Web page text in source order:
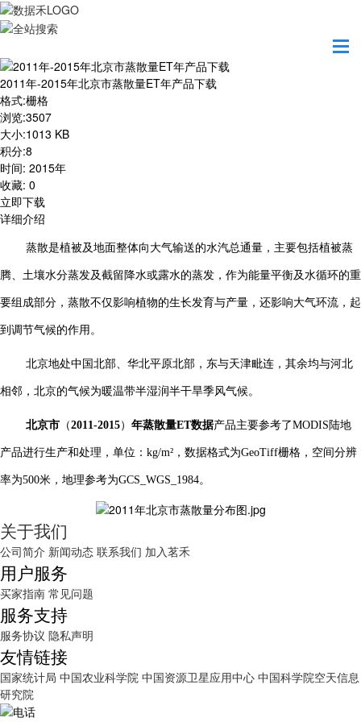
2011年-2015年北京市蒸散量ET年产品下载
格式:栅格
浏览:3507
大小:1013 KB
积分:8
时间: 2015年
收藏: 0
立即下载
详细介绍
蒸散是植被及地面整体向大气输送的水汽总通量，主要包括植被蒸
腾、土壤水分蒸发及截留降水或露水的蒸发，作为能量平衡及水循环的重
要组成部分，蒸散不仅影响植物的生长发育与产量，还影响大气环流，起
到调节气候的作用。
北京地处中国北部、华北平原北部，东与天津毗连，其余均与河北
相邻，北京的气候为暖温带半湿润半干旱季风气候。
北京市 （2011 -2015） 年蒸散量ET数据产品主要参考了MODIS陆地
产品进行生产和处理，单位：kg/m²，数据格式为GeoTiff栅格，空间分辨
率为500米，地理参考为GCS_WGS_1984。
关于我们
公司简介 新闻动态 联系我们 加入茗禾
用户服务
买家指南 常见问题
服务支持
服务协议 隐私声明
友情链接
国家统计局 中国农业科学院 中国资源卫星应用中心 中国科学院空天信息
研究院